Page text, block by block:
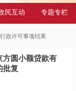
民互动 专题专栏
行政许可事项结果
方圆小额贷款有
批复